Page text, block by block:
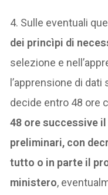
4. Sulle eventuali
dei princìpi di
selezione e
l’apprensione di
decide entro 48 ore
48 ore successive
preliminari, con
tutto o in parte il
ministero,